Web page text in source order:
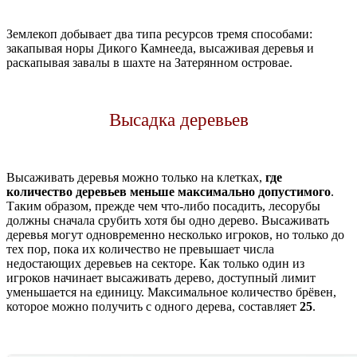
Землекоп добывает два типа ресурсов тремя способами:
закапывая норы Дикого Камнееда, высаживая деревья и
раскапывая завалы в шахте на Затерянном островае.
Высадка деревьев
Высаживать деревья можно только на клетках, где
количество деревьев меньше максимально допустимого.
Таким образом, прежде чем что-либо посадить, лесорубы
должны сначала срубить хотя бы одно дерево. Высаживать
деревья могут одновременно несколько игроков, но только до
тех пор, пока их количество не превышает числа
недостающих деревьев на секторе. Как только один из
игроков начинает высаживать дерево, доступный лимит
уменьшается на единицу. Максимальное количество брёвен,
которое можно получить с одного дерева, составляет 25.